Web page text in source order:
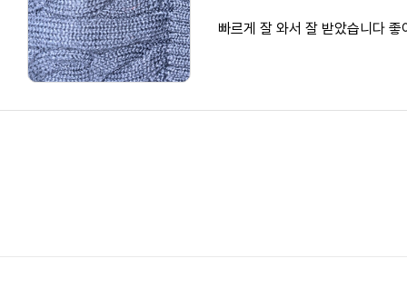
빠르게 잘 와서 잘 받았습니다 좋